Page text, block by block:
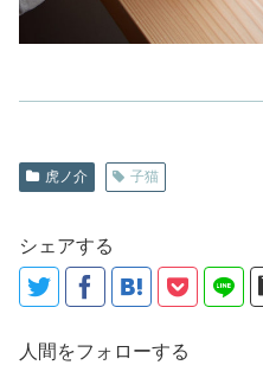
虎ノ介 子猫
シェアする
人間をフォローする